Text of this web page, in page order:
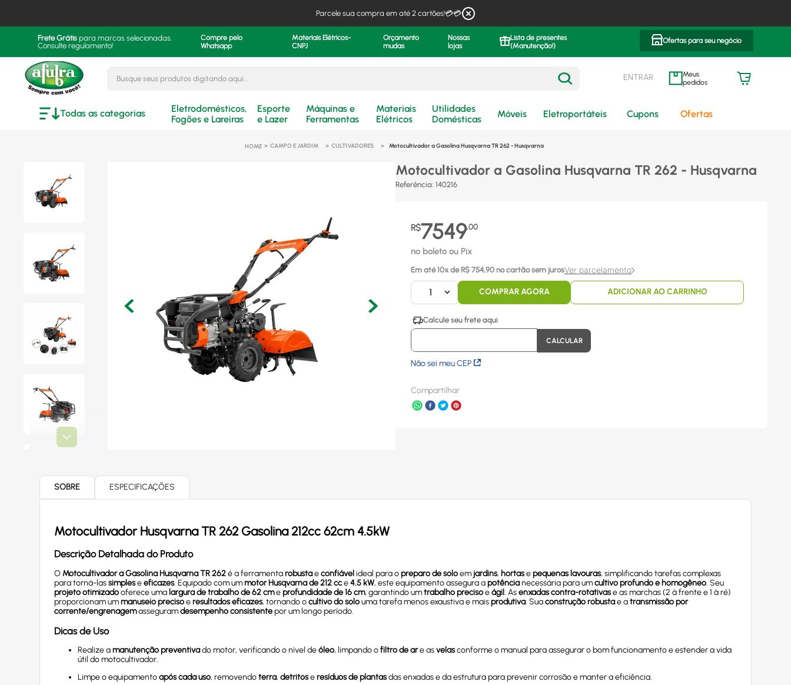
Parcele sua compra em até 2 cartões!💳💳
Frete Grátis para marcas selecionadas.
Consulte regulamento!
Compre pelo
Whatsapp
Materiais Elétricos-
CNPJ
Orçamento
mudas
Nossas
lojas
Lista de presentes
(Manutenção!)
Ofertas para seu negócio
ENTRAR meus pedidos
Todas as categorias
Eletrodomésticos,
Fogões e Lareiras
Esporte
e Lazer
Máquinas e
Ferramentas
Materiais
Elétricos
Utilidades
Domésticas
Móveis Eletroportáteis Cupons Ofertas
CAMPO E JARDIM CULTIVADORES Motocultivador a Gasolina Husqvarna TR 262 - Husqvarna
Motocultivador a Gasolina Husqvarna TR 262 - Husqvarna
Referência: 140216
R$7549,00
no boleto ou Pix
Em até 10x de R$ 754,90 no cartão sem jurosVer parcelamento
1 COMPRAR AGORA ADICIONAR AO CARRINHO
Não sei meu CEP
Compartilhar
SOBRE ESPECIFICAÇÕES
MotocultivadorHusqvarna TR 262Gasolina212cc62cm 4.5kW
Descrição Detalhada do Produto
OMotocultivador a Gasolina Husqvarna TR 262é a ferramentarobustaeconfiável ideal para opreparo de soloem jardins, hortasepequenas lavouras, simplificando tarefas complexas
para torná-lassimpleseeficazes. Equipado com ummotor Husqvarna de 212 cce4.5 kW, este equipamento assegura apotêncianecessária para umcultivo profundo e homogêneo. Seu
projeto otimizadooferece uma largura de trabalho de 62 cmeprofundidade de 16 cm, garantindo umtrabalho precisoeágil. Asenxadas contra-rotativase as marchas (2 à frente e 1 à ré)
proporcionam ummanuseio precisoeresultados eficazes, tornando ocultivo do solouma tarefa menos exaustiva e maisprodutiva. Suaconstrução robustae atransmissão por
corrente/engrenagemasseguramdesempenho consistentepor um longo período.
Dicas de Uso
Realize amanutenção preventivado motor, verificando o nível deóleo, limpando ofiltro de are asvelasconforme o manual para assegurar o bom funcionamento e estender a vida
útil do motocultivador.
Limpe o equipamentoapós cada uso, removendoterra,detritoseresíduos de plantasdas enxadas e da estrutura para prevenir corrosão e manter a eficiência.